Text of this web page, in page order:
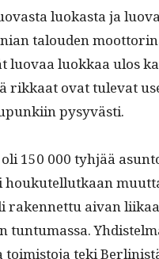
luokas­ta ja
talouden
luokkaa ulos
rikkaat ovat tule­vat
pysyvästi.
150 000 tyhjää
houkutel­lutkaan
aivan
tun­tu­mas­sa.
toimis­to­ja teki